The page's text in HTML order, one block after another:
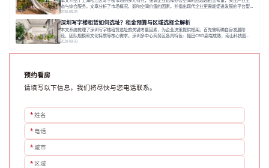
态与综合服务。文章分析了市场概况、影响空间价值的因素，并指出现代企业更需能促进发展的平台型
空间。之后，以德必集团为例，说明运营方如何通过构建服务生态助力企业成长，建议企业系统评估需
求与长期价值，选择匹配的发展载体。对于许多寻求在上海松江区设立或扩展办公空间的企业而言，了
解该区域的写字楼市场概况是决策的首先
2026-08-03
深圳写字楼租赁如何选址？租金预算与区域选择全解析
本文系统梳理了深圳写字楼租赁选址的关键考量因素，为企业决策提供框架。首先需明确自身发展阶
段、团队规模和文化特质等核心需求。深圳多中心商务区各具特色：福田CBD高端成熟，南山科技园创
新活力强，前海具政策优势。除传统写字楼外，创意产业园注重生态与社群，适合文创、科技类企业。
款。选址是综合性战略决策，旨在让办公
2026-08-03
预约看房
请填写以下信息，我们将尽快与您电话联系。
*姓名
* 电话
*城市
* 区域